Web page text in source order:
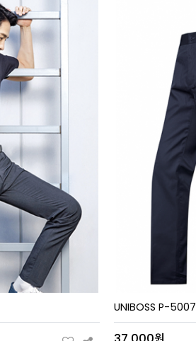
UNIBOSS P-5007